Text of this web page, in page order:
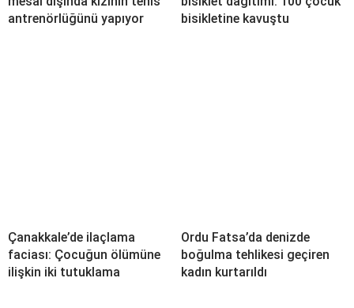
antrenörlüğünü yapıyor
bisikletine kavuştu
Çanakkale’de ilaçlama
faciası: Çocuğun ölümüne
ilişkin iki tutuklama
Ordu Fatsa’da denizde
boğulma tehlikesi geçiren
kadın kurtarıldı